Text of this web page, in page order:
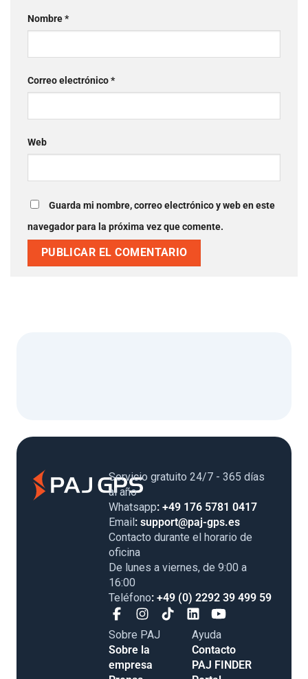
Nombre*
Correo electrónico*
Web
Guarda mi nombre, correo electrónico y web en este
navegador para la próxima vez que comente.
Servicio gratuito 24/7 - 365 días
al año
Whatsapp: +49 176 5781 0417
Email: support@paj-gps.es
Contacto durante el horario de
oficina
De lunes a viernes, de 9:00 a
16:00
Teléfono: +49 (0) 2292 39 499 59
Sobre PAJ
Sobre la
empresa
Ayuda
Contacto
PAJ FINDER